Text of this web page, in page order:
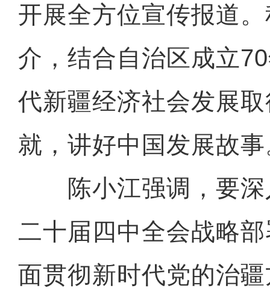
开展全方位宣传报道
介，结合自治区成立
代新疆经济社会发展
就，讲好中国发展故
陈小江强调，要深
二十届四中全会战略
面贯彻新时代党的治